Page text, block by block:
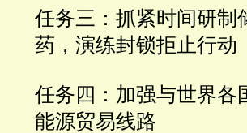
任务三：抓紧时间研制
药，演练封锁拒止行动
任务四：加强与世界各
能源贸易线路